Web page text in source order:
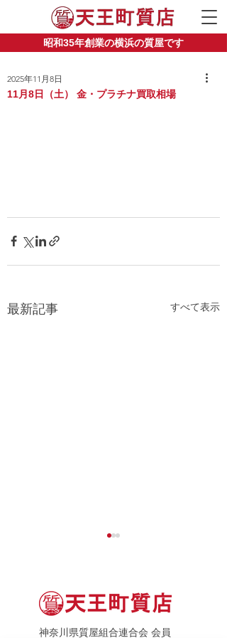
昭和35年創業の横浜の質屋です
11月8日（土） 金・プラチナ買取相場
2025年11月8日
最新記事 すべて表示
神奈川県質屋組合連合会 会員